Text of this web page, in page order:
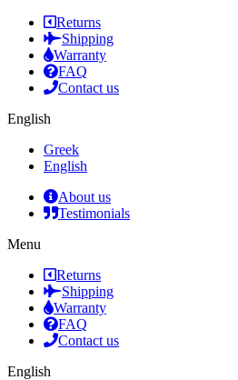
Returns
Shipping
Warranty
FAQ
Contact us
English
Greek
English
About us
Testimonials
Menu
Returns
Shipping
Warranty
FAQ
Contact us
English